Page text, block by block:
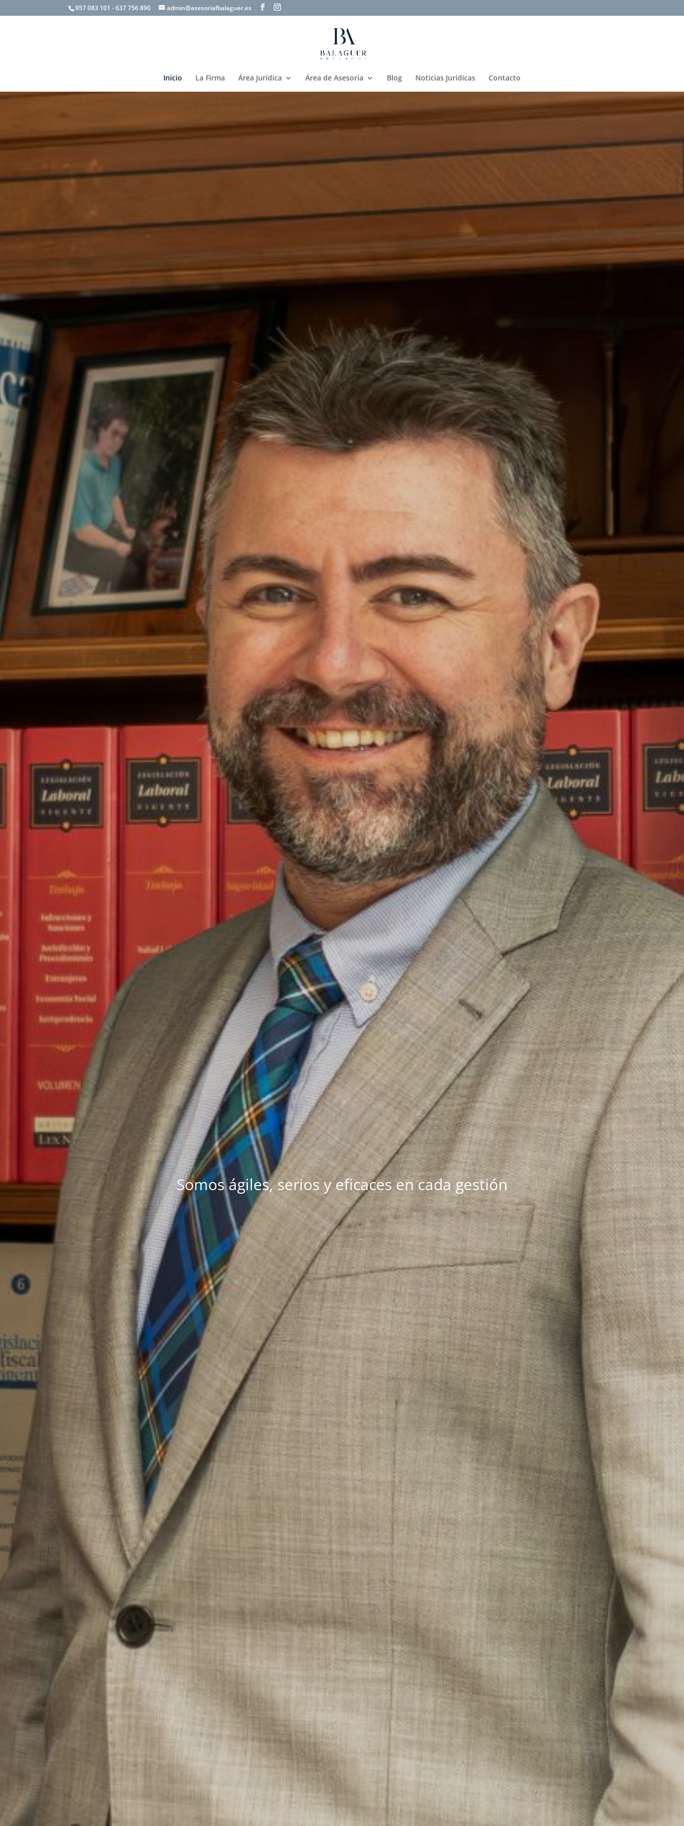
957 083 101 - 637 756 890 admin@asesoriafbalaguer.es
Inicio La Firma Área Jurídica Área de Asesoría Blog Noticias Jurídicas Contacto
Somos ágiles, serios y eficaces en cada gestión